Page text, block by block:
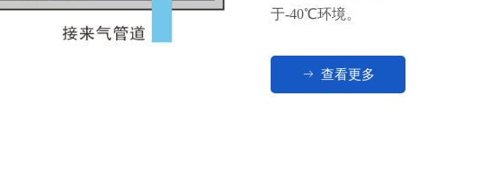
于-40℃环境。
ꁹ 查看更多